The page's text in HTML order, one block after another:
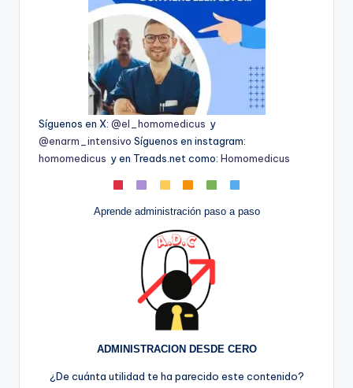
Síguenos en X: @el_homomedicus y
@enarm_intensivo Síguenos en instagram:
homomedicus y en Treads.net como: Homomedicus
Aprende administración paso a paso
ADMINISTRACION DESDE CERO
¿De cuánta utilidad te ha parecido este contenido?